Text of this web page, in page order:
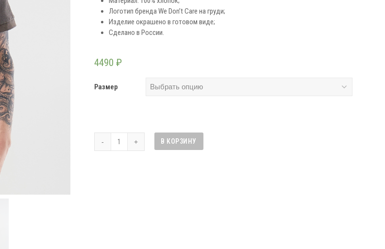
Логотип бренда We Don’t Care на груди;
Изделие окрашено в готовом виде;
Сделано в России.
4490 ₽
Размер
Количество
товара
В КОРЗИНУ